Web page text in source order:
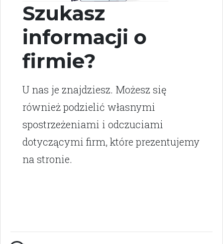
Szukasz
informacji o
firmie?
U nas je znajdziesz. Możesz się
również podzielić własnymi
spostrzeżeniami i odczuciami
dotyczącymi firm, które prezentujemy
na stronie.